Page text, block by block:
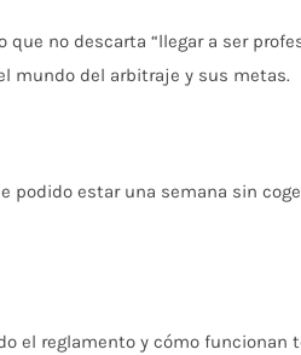
no descarta “llegar a ser
mundo del arbitraje y sus metas.
estar una semana sin
el reglamento y cómo funcionan